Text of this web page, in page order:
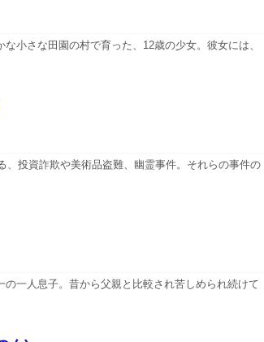
小さな田園の村で育った、12歳の少女。彼女には、
、投資詐欺や美術品盗難、幽霊事件。それらの事件の
一人息子。昔から父親と比較され苦しめられ続けて